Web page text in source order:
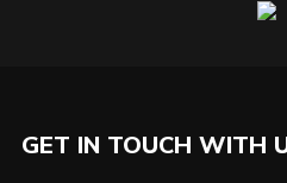
GET IN TOUCH WITH